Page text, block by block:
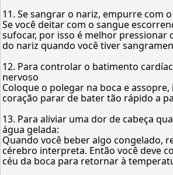
11. Se sangrar o nariz, empurre com
Se você deitar com o sangue
sufocar, por isso é melhor pressionar
do nariz quando você tiver
12. Para controlar o batimento
nervoso
Coloque o polegar na boca e
coração parar de bater tão rápido a
13. Para aliviar uma dor de cabeça
água gelada:
Quando você beber algo congelado,
cérebro interpreta. Então você deve
céu da boca para retornar à